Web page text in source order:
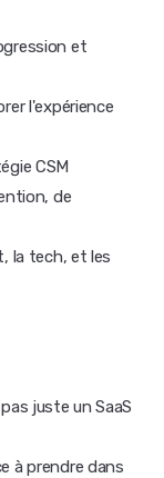
et
l'expérience
CSM
de
la tech, et les
juste un SaaS
à prendre dans